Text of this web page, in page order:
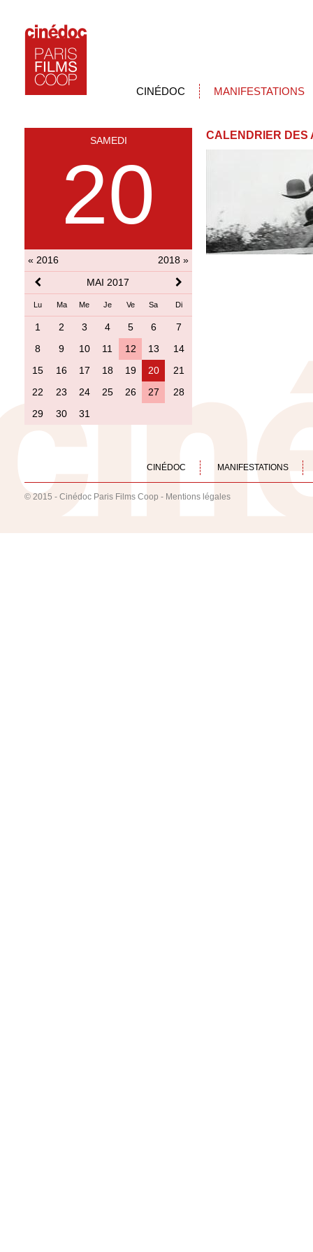
CINÉDOC MANIFESTATIONS
SAMEDI
20
« 2016
2018 »
MAI 2017
Lu Ma Me Je Ve Sa Di
1 2 3 4 5 6
7
8
9 10 11 12 13
14
15
16 17 18 19 20
21
22
23 24 25 26 27
28
29
30 31
CALENDRIER DES
CINÉDOC MANIFESTATIONS
© 2015 - Cinédoc Paris Films Coop - Mentions légales